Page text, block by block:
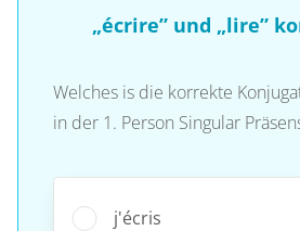
„écrire” und „lire”
Welches is die korrekte
in der 1. Person Singular
j'écris